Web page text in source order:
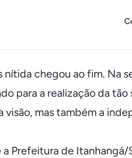
chegou ao fim. Na
para a realização da tão
mas também a
Prefeitura de